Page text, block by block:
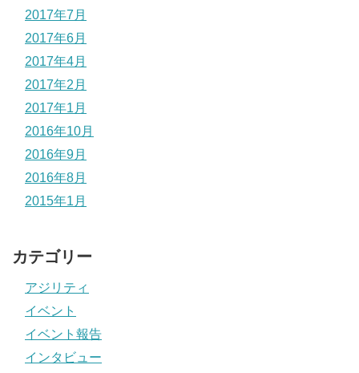
2017年7月
2017年6月
2017年4月
2017年2月
2017年1月
2016年10月
2016年9月
2016年8月
2015年1月
カテゴリー
アジリティ
イベント
イベント報告
インタビュー